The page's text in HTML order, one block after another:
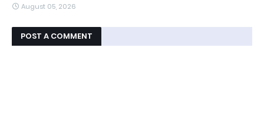
August 05, 2026
POST A COMMENT